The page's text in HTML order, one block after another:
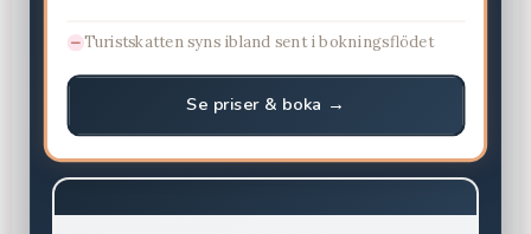
Turistskatten syns ibland sent i bokningsflödet
Se priser & boka →